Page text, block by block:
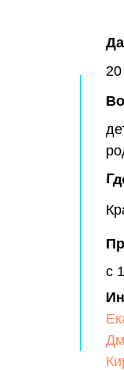
с
20